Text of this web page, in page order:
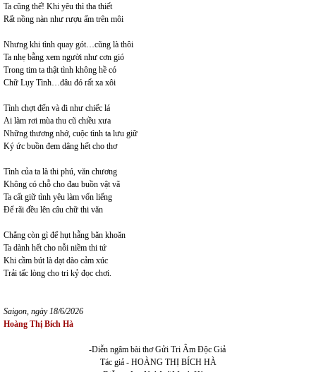
Ta cũng thế! Khi yêu thì tha thiết
Rất nồng nàn như rượu ấm trên môi
Nhưng khi tình quay gót…cũng là thôi
Ta nhẹ bẫng xem người như cơn gió
Trong tim ta thật tình không hề có
Chữ Lụy Tình…đâu đó rất xa xôi
Tình chợt đến và đi như chiếc lá
Ai làm rơi mùa thu cũ chiều xưa
Những thương nhớ, cuộc tình ta lưu giữ
Ký ức buồn đem dâng hết cho thơ
Tình của ta là thi phú, văn chương
Không có chỗ cho đau buồn vật vã
Ta cất giữ tình yêu làm vốn liếng
Để rãi đều lên câu chữ thi văn
Chẳng còn gì để hụt hẫng băn khoăn
Ta dành hết cho nỗi niềm thi tứ
Khi cầm bút là dạt dào cảm xúc
Trải tấc lòng cho tri kỷ đọc chơi.
Saigon, ngày 18/6/2026
Hoàng Thị Bích Hà
-Diễn ngâm bài thơ Gửi Tri Âm Độc Giả
Tác giả - HOÀNG THỊ BÍCH HÀ